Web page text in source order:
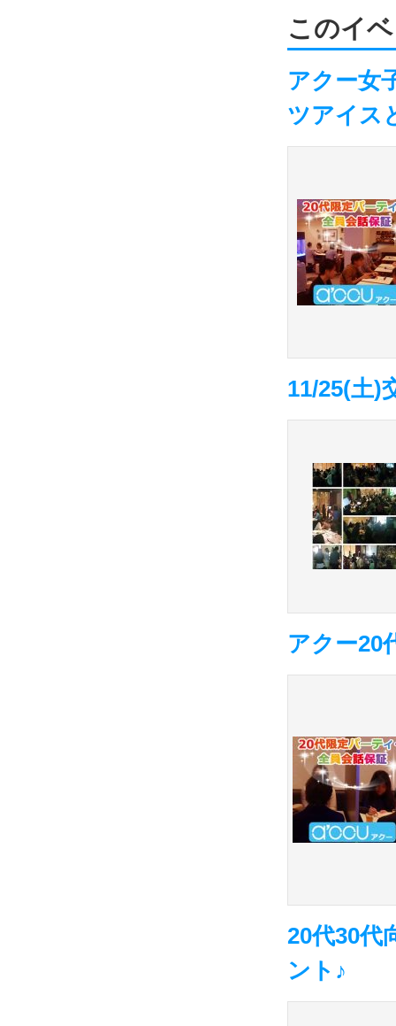
このイ
アクー女
ツアイス
11/25(土)
アクー20
20代30代
ント♪